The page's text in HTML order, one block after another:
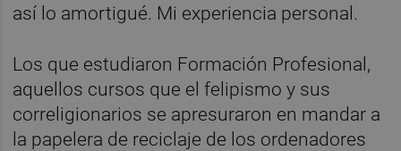
así lo amortigué. Mi experiencia personal.
Los que estudiaron Formación Profesional,
aquellos cursos que el felipismo y sus
correligionarios se apresuraron en mandar a
la papelera de reciclaje de los ordenadores